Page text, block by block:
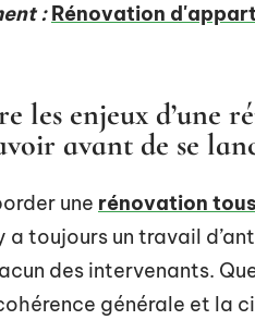
: Rénovation
les enjeux d’une
avant de se
une rénovation
a toujours un travail
des intervenants.
générale et la